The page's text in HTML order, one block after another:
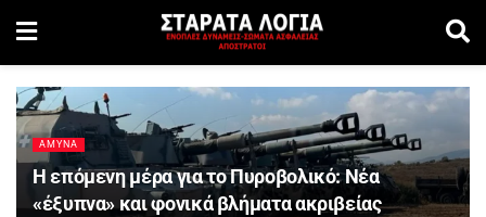
ΑΜΥΝΑ
Η επόμενη μέρα για το Πυροβολικό: Νέα
«έξυπνα» και φονικά βλήματα ακριβείας